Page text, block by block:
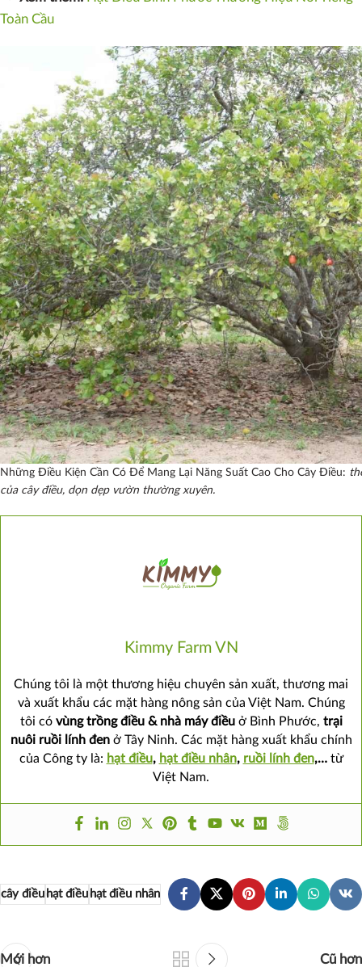
Toàn Cầu
Những Điều Kiện Cần Có Để Mang Lại Năng Suất Cao Cho Cây Điều:
của cây điều, dọn dẹp vườn thường xuyên.
Kimmy Farm VN
Chúng tôi là một thương hiệu chuyên sản xuất, thương mai
và xuất khẩu các mặt hàng nông sản của Việt Nam. Chúng
tôi có vùng trồng điều & nhà máy điềuở Bình Phước, trại
nuôi ruồi lính đenở Tây Ninh. Các mặt hàng xuất khẩu chính
của Công ty là: hạt điều, hạt điều nhân, ruồi lính đen,…từ
Việt Nam.
cây điềuhạt điềuhạt điều nhân
Mới hơn Cũ hơn